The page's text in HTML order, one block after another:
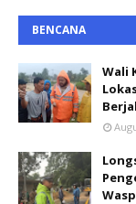
BENCANA
Wali